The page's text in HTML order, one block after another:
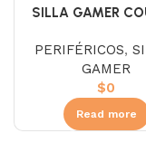
SILLA GAMER
PERIFÉRICOS,
GAMER
$0
Read more